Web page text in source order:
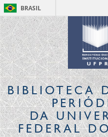
BRASIL
BIBLIOTECA
DA
FEDERAL